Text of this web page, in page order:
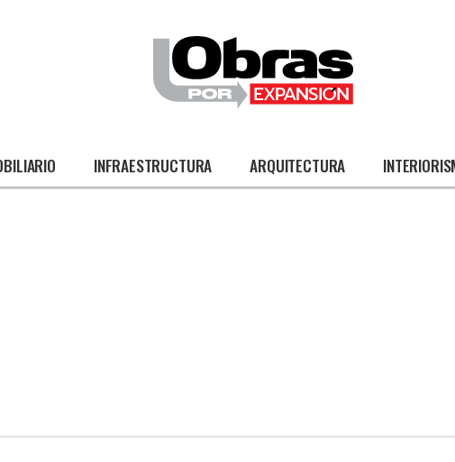
INFRAESTRUCTURA ARQUITECTURA